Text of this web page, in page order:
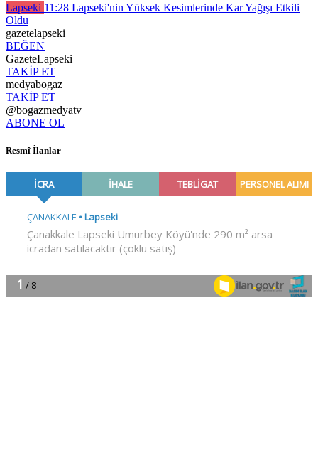
Lapseki 11:28 Lapseki'nin Yüksek Kesimlerinde Kar Yağışı Etkili
Oldu
gazetelapseki
BEĞEN
GazeteLapseki
TAKİP ET
medyabogaz
TAKİP ET
@bogazmedyatv
ABONE OL
Resmî İlanlar